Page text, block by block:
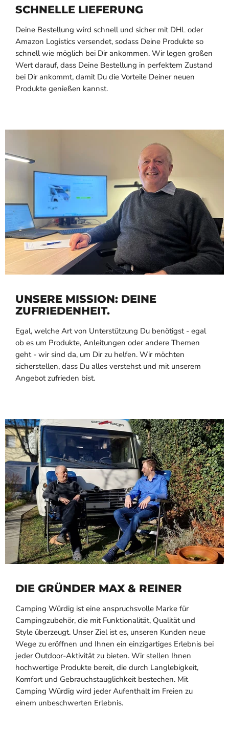
SCHNELLE LIEFERUNG
Deine Bestellung wird schnell und sicher mit DHL oder
Amazon Logistics versendet, sodass Deine Produkte so
schnell wie möglich bei Dir ankommen. Wir legen großen
Wert darauf, dass Deine Bestellung in perfektem Zustand
bei Dir ankommt, damit Du die Vorteile Deiner neuen
Produkte genießen kannst.
UNSERE MISSION: DEINE
ZUFRIEDENHEIT.
Egal, welche Art von Unterstützung Du benötigst - egal
ob es um Produkte, Anleitungen oder andere Themen
geht - wir sind da, um Dir zu helfen. Wir möchten
sicherstellen, dass Du alles verstehst und mit unserem
Angebot zufrieden bist.
DIE GRÜNDER MAX & REINER
Camping Würdig ist eine anspruchsvolle Marke für
Campingzubehör, die mit Funktionalität, Qualität und
Style überzeugt. Unser Ziel ist es, unseren Kunden neue
Wege zu eröffnen und Ihnen ein einzigartiges Erlebnis bei
jeder Outdoor-Aktivität zu bieten. Wir stellen Ihnen
hochwertige Produkte bereit, die durch Langlebigkeit,
Komfort und Gebrauchstauglichkeit bestechen. Mit
Camping Würdig wird jeder Aufenthalt im Freien zu
einem unbeschwerten Erlebnis.